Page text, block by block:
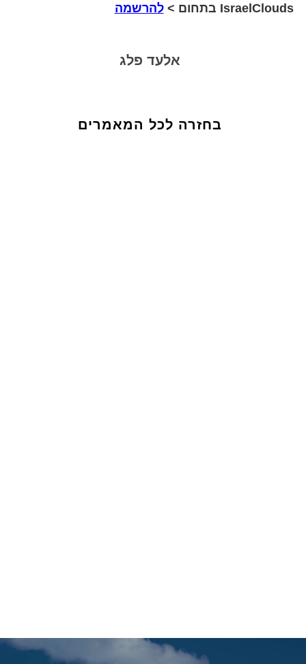
IsraelClouds בתחום >
להרשמה
אלעד פלג
בחזרה לכל המאמרים